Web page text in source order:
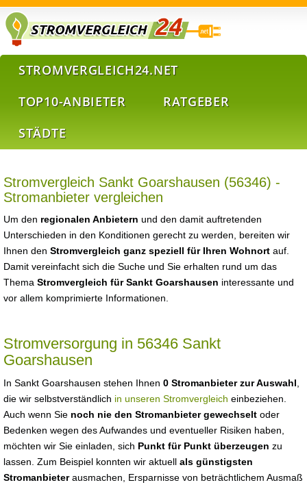
STROMVERGLEICH24.NET
TOP10-ANBIETER
RATGEBER
STÄDTE
Stromvergleich Sankt Goarshausen (56346) -
Stromanbieter vergleichen
Um den regionalen Anbietern und den damit auftretenden
Unterschieden in den Konditionen gerecht zu werden, bereiten wir
Ihnen den Stromvergleich ganz speziell für Ihren Wohnort auf.
Damit vereinfacht sich die Suche und Sie erhalten rund um das
Thema Stromvergleich für Sankt Goarshausen interessante und
vor allem komprimierte Informationen.
Stromversorgung in 56346 Sankt
Goarshausen
In Sankt Goarshausen stehen Ihnen 0 Stromanbieter zur Auswahl
die wir selbstverständlich in unseren Stromvergleich einbeziehen.
Auch wenn Sie noch nie den Stromanbieter gewechselt oder
Bedenken wegen des Aufwandes und eventueller Risiken haben,
möchten wir Sie einladen, sich Punkt für Punkt überzeugen zu
lassen. Zum Beispiel konnten wir aktuell als günstigsten
Stromanbieterausmachen, Ersparnisse von beträchtlichem Ausmaß